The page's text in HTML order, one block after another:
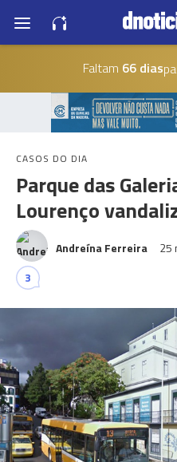
Faltam 66 dias
CASOS DO DIA
Parque das
Lourenço
Andreína Ferreira 25
3